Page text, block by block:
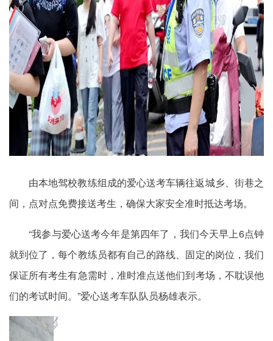
由本地驾校教练组成的爱心送考车辆往返城乡、街巷之
间，点对点免费接送考生，确保大家安全准时抵达考场。
“我参与爱心送考今年是第四年了，我们今天早上6点钟
就到位了，每个教练员都有自己的路线、固定的岗位，我们
保证所有考生有急需时，准时准点送他们到考场，不耽误他
们的考试时间。”爱心送考车队队员杨雄表示。